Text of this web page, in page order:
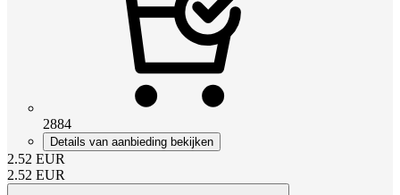
2884
Details van aanbieding bekijken
2.52 EUR
2.52 EUR